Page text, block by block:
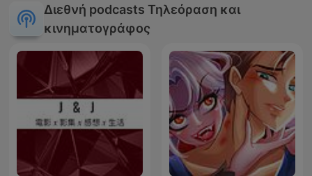
Διεθνή podcasts Τηλεόραση και
κινηματογράφος